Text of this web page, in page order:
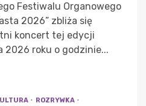
Festiwalu Organowego
2026” zbliża się
koncert tej edycji
2026 roku o godzinie...
ROZRYWKA